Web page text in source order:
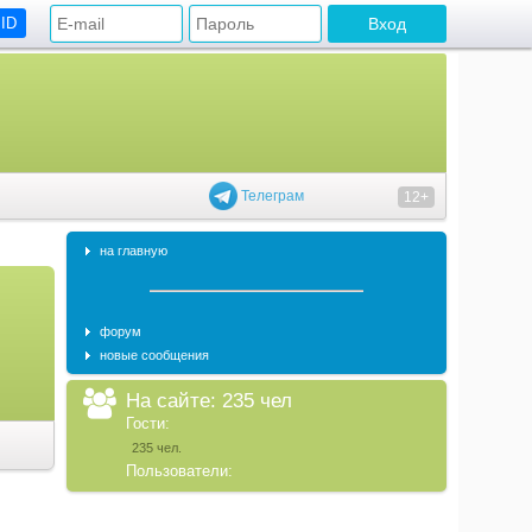
Телеграм 12+
на главную
форум
новые сообщения
На сайте: 235 чел
Гости:
235 чел.
Пользователи: